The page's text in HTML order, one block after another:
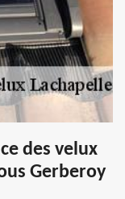
des velux
Gerberoy